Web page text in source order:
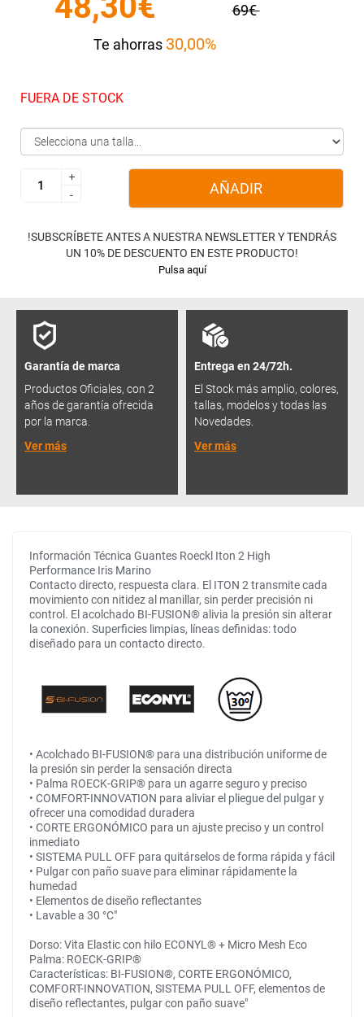
69€
Te ahorras 30,00%
FUERA DE STOCK
+
-
+
-
AÑADIR
!SUBSCRÍBETE ANTES A NUESTRA NEWSLETTER Y TENDRÁS
UN 10% DE DESCUENTO EN ESTE PRODUCTO!
Pulsa aquí
Garantía de marca
Productos Oficiales, con 2
años de garantía ofrecida
por la marca.
Ver más
Entrega en 24/72h.
El Stock más amplio, colores,
tallas, modelos y todas las
Novedades.
Ver más
Información Técnica Guantes Roeckl Iton 2 High
Performance Iris Marino
Contacto directo, respuesta clara. El ITON 2 transmite cada
movimiento con nitidez al manillar, sin perder precisión ni
control. El acolchado BI-FUSION® alivia la presión sin alterar
la conexión. Superficies limpias, líneas definidas: todo
diseñado para un contacto directo.
• Acolchado BI-FUSION® para una distribución uniforme de
la presión sin perder la sensación directa
• Palma ROECK-GRIP® para un agarre seguro y preciso
• COMFORT-INNOVATION para aliviar el pliegue del pulgar y
ofrecer una comodidad duradera
• CORTE ERGONÓMICO para un ajuste preciso y un control
inmediato
• SISTEMA PULL OFF para quitárselos de forma rápida y fácil
• Pulgar con paño suave para eliminar rápidamente la
humedad
• Elementos de diseño reflectantes
• Lavable a 30 °C"
Dorso: Vita Elastic con hilo ECONYL® + Micro Mesh Eco
Palma: ROECK-GRIP®
Características: BI-FUSION®, CORTE ERGONÓMICO,
COMFORT-INNOVATION, SISTEMA PULL OFF, elementos de
diseño reflectantes, pulgar con paño suave"